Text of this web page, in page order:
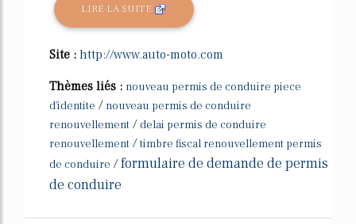
LIRE LA SUITE
Site : http://www.auto-moto.com
Thèmes liés : nouveau permis de conduire piece
d'identite / nouveau permis de conduire
renouvellement / delai permis de conduire
renouvellement /timbre fiscal renouvellement permis
de conduire /formulaire de demande de permis
de conduire